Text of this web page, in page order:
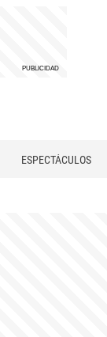
ESPECTÁCULOS